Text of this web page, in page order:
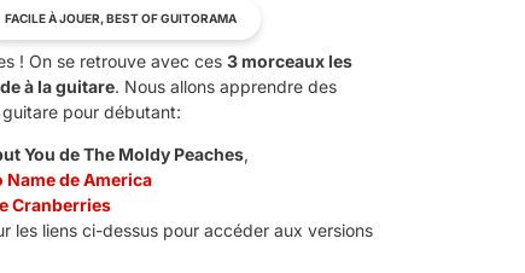
FACILE À JOUER, BEST OF GUITORAMA
! On se retrouve avec ces3 morceaux les
à la guitare. Nous allons apprendre des
pour débutant:
You de The Moldy Peaches,
Name de America
Cranberries
les liens ci-dessus pour accéder aux versions